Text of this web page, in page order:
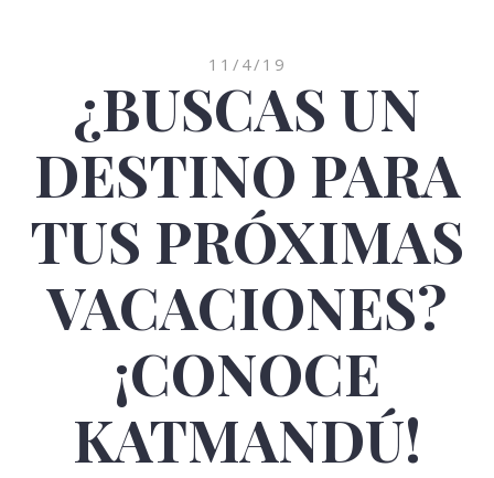
11/4/19
¿BUSCAS UN
DESTINO PARA
TUS PRÓXIMAS
VACACIONES?
¡CONOCE
KATMANDÚ!